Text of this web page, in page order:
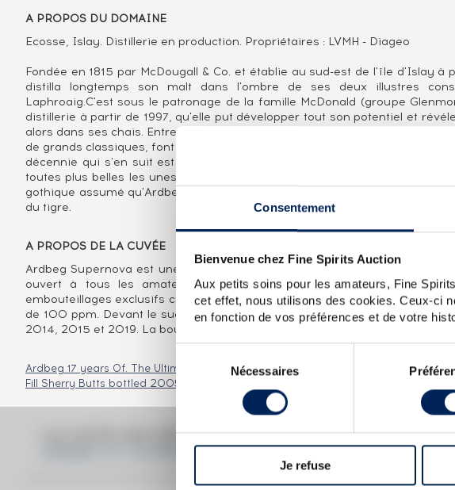
Consentement
Bienvenue chez Fine Spirits Auction
Aux petits soins pour les amateurs, Fine
cet effet, nous utilisons des cookies. Ceux-ci
en fonction de vos préférences et de votre
du
consentement
Nécessaires
Je refuse
A PROPOS DU DOMAINE
Ecosse, Islay. Distillerie en production. Propriétaires : LVMH - Diageo
Fondée en 1815 par McDougall & Co. et établie au sud-est de l'île d'Islay
distilla longtemps son malt dans l'ombre de ses deux illustres
Laphroaig.C'est sous le patronage de la famille McDonald (groupe
distillerie à partir de 1997, qu'elle put développer tout son potentiel et
alors dans ses chais. Entre septembre et novembre 1997, pas moins de
de grands classiques, font leur apparition sur le marché : Ardbeg 17 ans,
décennie qui s'en suit est faste en versions single cask, cask strength,
toutes plus belles les unes que les autres. Et c'est paré d'un nouveau
gothique assumé qu'Ardbeg investit le marché des amateurs de malts
du tigre.
A PROPOS DE LA CUVÉE
Ardbeg Supernova est une édition spéciale lancée en 2009, d'abord
ouvert à tous les amateurs de la distillerie, récompensés de leur
embouteillages exclusifs comme celui-là. Il s'agit d'un Ardbeg encore plus
de 100 ppm. Devant le succès de cet embouteillage, d'autres éditions
2014, 2015 et 2019. La bouteille proposée ici est l'édition 2019.
Ardbeg 17 years Of. The Ultimate Ardbeg 30 years Of. Finest Islay Malt Whisky
Fill Sherry Butts bottled 2005 Connoisseurs Choice